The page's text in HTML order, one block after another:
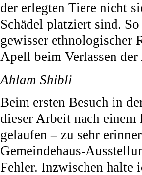
der erlegten Tiere nicht
Schädel platziert sind.
gewisser ethnologischer
Apell beim Verlassen
Ahlam Shibli
Beim ersten Besuch in
dieser Arbeit nach
gelaufen – zu sehr
Gemeindehaus-
Fehler. Inzwischen halte